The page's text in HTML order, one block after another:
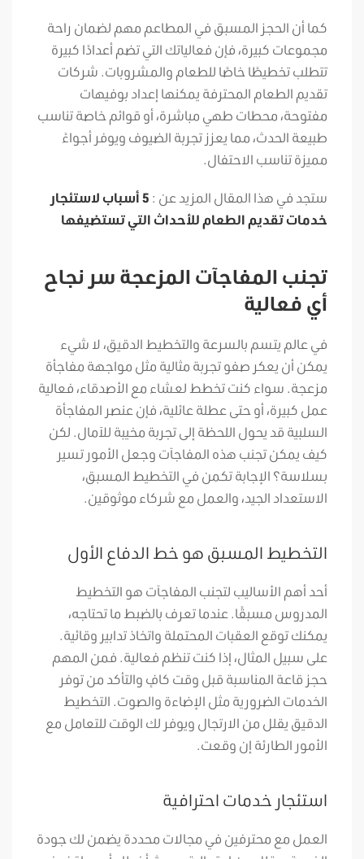
كما أن الحجز المسبق في المطاعم مهم لضمان راحة
مجموعات كبيرة، فإن فعالياتك التي تضم أعدادًا كبيرة
تتطلب تخطيطًا خاصًا للطعام والمشروبات. شركات
تقديم الطعام المحترفة يمكنها إعداد بوفيهات
مفتوحة، محطات طهي مباشرة، أو قوائم خاصة تناسب
طبيعة الحدث، مما يعزز تجربة الضيوف ويوفر أجواءً
مميزة تناسب الاحتفال.
ستجد في هذا المقال المزيد عن :
5 أسباب لاستئجار
خدمات تقديم الطعام للأحداث التي تستضيفها
تجنب المفاجآت المزعجة سر نجاح
أي فعالية
في عالم يتسم بالسرعة والتخطيط الدقيق، لا شيء
يمكن أن يعكر صفو تجربة مثالية مثل مواجهة مفاجأة
مزعجة. سواء كنت تخطط لعشاء مع الأصدقاء، فعالية
عمل كبيرة، أو حتى عطلة عائلية، فإن عنصر المفاجأة
السلبية قد يحول اللحظة إلى تجربة مخيبة للآمال. لكن
كيف يمكن تجنب هذه المفاجآت وجعل الأمور تسير
بسلاسة؟ الإجابة تكمن في التخطيط المسبق،
الاستعداد الجيد، والعمل مع شركاء موثوقين.
التخطيط المسبق هو خط الدفاع الأول
أحد أهم الأساليب لتجنب المفاجآت هو التخطيط
المدروس مسبقًا. عندما تعرف بالضبط ما تحتاجه،
يمكنك توقع العقبات المحتملة واتخاذ تدابير وقائية.
على سبيل المثال، إذا كنت تنظم فعالية. فمن المهم
حجز قاعة المناسبة قبل وقت كافٍ والتأكد من توفر
الخدمات الضرورية مثل الإضاءة والصوت. التخطيط
الدقيق يقلل من الارتجال ويوفر لك الوقت للتعامل مع
الأمور الطارئة إن وقعت.
استئجار خدمات احترافية
العمل مع محترفين في مجالات محددة يضمن لك جودة